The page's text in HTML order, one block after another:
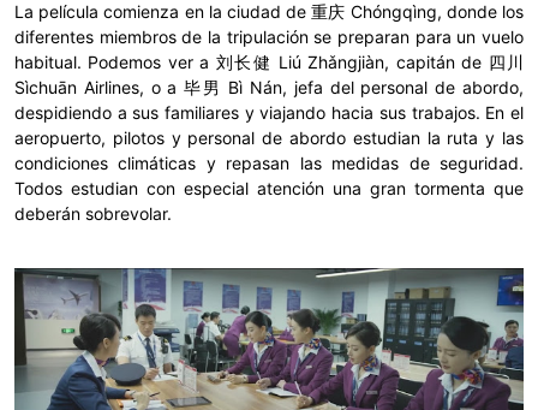
La película comienza en la ciudad de 重庆 Chóngqìng, donde los
diferentes miembros de la tripulación se preparan para un vuelo
habitual. Podemos ver a 刘长健 Liú Zhǎngjiàn, capitán de 四川
Sìchuān Airlines, o a 毕男 Bì Nán, jefa del personal de abordo,
despidiendo a sus familiares y viajando hacia sus trabajos. En el
aeropuerto, pilotos y personal de abordo estudian la ruta y las
condiciones climáticas y repasan las medidas de seguridad.
Todos estudian con especial atención una gran tormenta que
deberán sobrevolar.